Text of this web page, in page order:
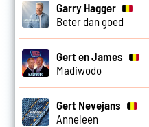
Garry Hagger
Beter dan goed
Gert en James
Madiwodo
Gert Nevejans
Anneleen